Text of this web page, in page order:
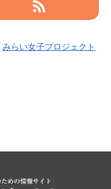
みらい女子プロジェクト